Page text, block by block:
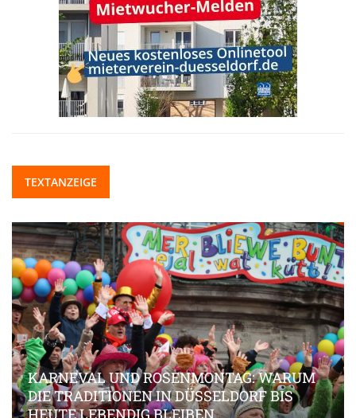
TEXTANZEIGE
KARNEVAL UND ROSENMONTAG: WARUM
DIE TRADITIONEN IN DÜSSELDORF BIS